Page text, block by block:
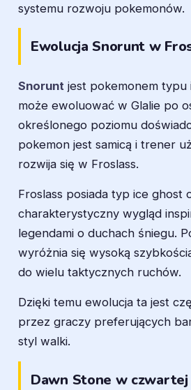
systemu rozwoju pokemonów.
Ewolucja Snorunt w
Snorunt jest pokemonem typu
może ewoluować w Glalie po
określonego poziomu
pokemon jest samicą i trener
rozwija się w Froslass.
Froslass posiada typ ice ghost
charakterystyczny wygląd
legendami o duchach śniegu.
wyróżnia się wysoką
do wielu taktycznych ruchów.
Dzięki temu ewolucja ta jest
przez graczy preferujących
styl walki.
Dawn Stone w czwartej